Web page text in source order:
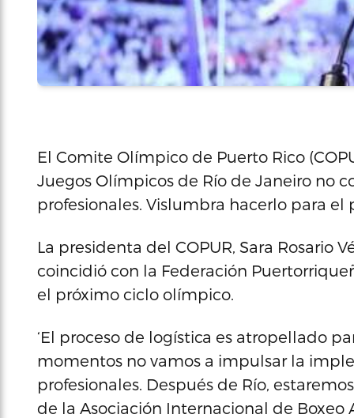
El Comite Olímpico de Puerto Rico
Juegos Olímpicos de Río de Janeiro no
profesionales. Vislumbra hacerlo para
La presidenta del COPUR, Sara Rosario
coincidió con la Federación
el próximo ciclo olímpico.
‘El proceso de logística es atropellado
momentos no vamos a impulsar la
profesionales. Después de Río,
de la Asociación Internacional de Boxeo